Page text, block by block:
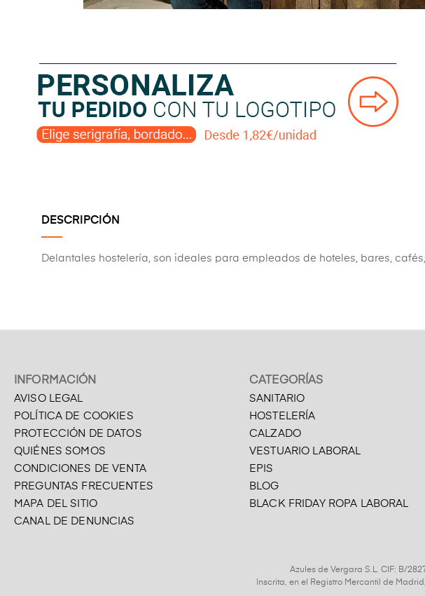
DESCRIPCIÓN
Delantales hostelería, son ideales para empleados de hoteles, bares,
INFORMACIÓN
AVISO LEGAL
POLÍTICA DE COOKIES
PROTECCIÓN DE DATOS
QUIÉNES SOMOS
CONDICIONES DE VENTA
PREGUNTAS FRECUENTES
MAPA DEL SITIO
CANAL DE DENUNCIAS
CATEGORÍAS
SANITARIO
HOSTELERÍA
CALZADO
VESTUARIO LABORAL
EPIS
BLOG
BLACK FRIDAY ROPA LABORAL
Azules de Vergara S.L. CIF: B/
Inscrita, en el Registro Mercantil de